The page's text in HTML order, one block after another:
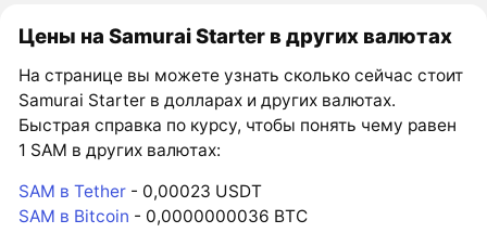
Цены на Samurai Starter в других валютах
На странице вы можете узнать сколько сейчас стоит
Samurai Starter в долларах и других валютах.
Быстрая справка по курсу, чтобы понять чему равен
1 SAM в других валютах:
SAM в Tether - 0,00023 USDT
SAM в Bitcoin - 0,0000000036 BTC